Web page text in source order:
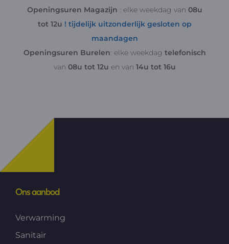
Openingsuren Magazijn : elke weekdag van 08u
tot 12u ! tijdelijk uitzonderlijk gesloten op
maandagen
Openingsuren Burelen: elke weekdag telefonisch
van 08u tot 12u en van 14u tot 16u
Ons aanbod
Verwarming
Sanitair